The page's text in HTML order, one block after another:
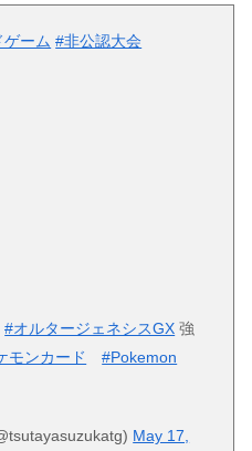
ゲーム #非公認大会
#オルタージェネシスGX 強
モンカード
#Pokemon
May 17,